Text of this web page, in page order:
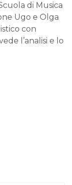
di Musica
Ugo e Olga
con
l’analisi e lo